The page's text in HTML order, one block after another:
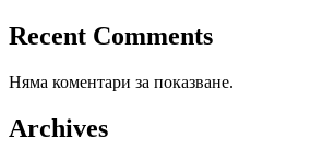
Recent Comments
Няма коментари за показване.
Archives